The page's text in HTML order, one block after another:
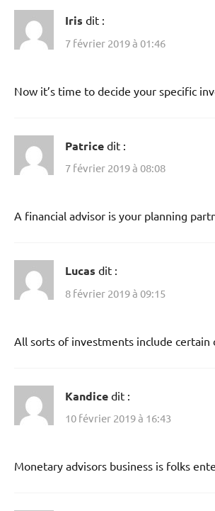
Iris dit :
7 février 2019 à 01:46
Now it’s time to decide your specific
Patrice dit :
7 février 2019 à 08:08
A financial advisor is your planning
Lucas dit :
8 février 2019 à 09:15
All sorts of investments include certain
Kandice dit :
10 février 2019 à 16:43
Monetary advisors business is folks